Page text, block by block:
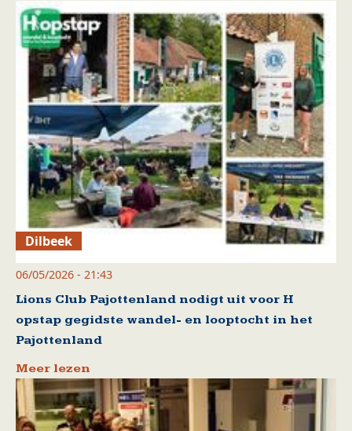
Dilbeek
06/05/2026 - 21:43
Lions Club Pajottenland nodigt uit voor H
opstap gegidste wandel- en looptocht in het
Pajottenland
Meer lezen